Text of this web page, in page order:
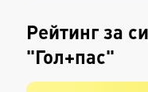
Рейтинг за
"Гол+пас"